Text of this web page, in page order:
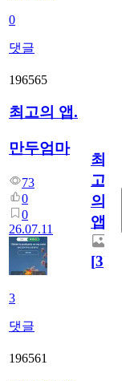
0
댓글
196565
최고의 앱.
만두엄마
73
0
0
26.07.11
3
댓글
최
고
의
앱.
[3]
196561